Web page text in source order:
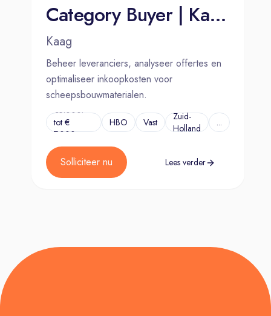
Category Buyer | Kaag of Amsterdam
Kaag
Beheer leveranciers, analyseer offertes en
optimaliseer inkoopkosten voor
scheepsbouwmaterialen.
€5.000.-
tot €
7.000,-
HBO Vast
Zuid-
Holland
...
Solliciteer nu Lees verder